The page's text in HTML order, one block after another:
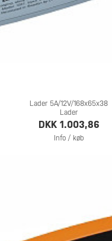
Lader 5A/12V/168x65x38
Lader
DKK 1.003,86
Info / køb